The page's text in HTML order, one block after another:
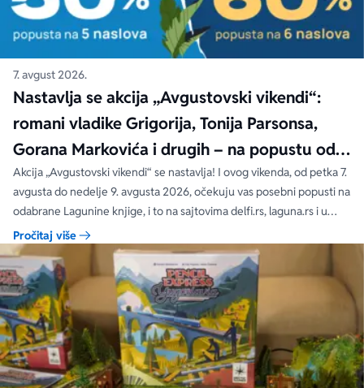
7. avgust 2026.
Nastavlja se akcija „Avgustovski vikendi“:
romani vladike Grigorija, Tonija Parsonsa,
Gorana Markovića i drugih – na popustu od
čak 40, 50 i 60%
Akcija „Avgustovski vikendi“ se nastavlja! I ovog vikenda, od petka 7.
avgusta do nedelje 9. avgusta 2026, očekuju vas posebni popusti na
odabrane Lagunine knjige, i to na sajtovima delfi.rs, laguna.rs i u
svim Delfi knjižarama.
Pročitaj više